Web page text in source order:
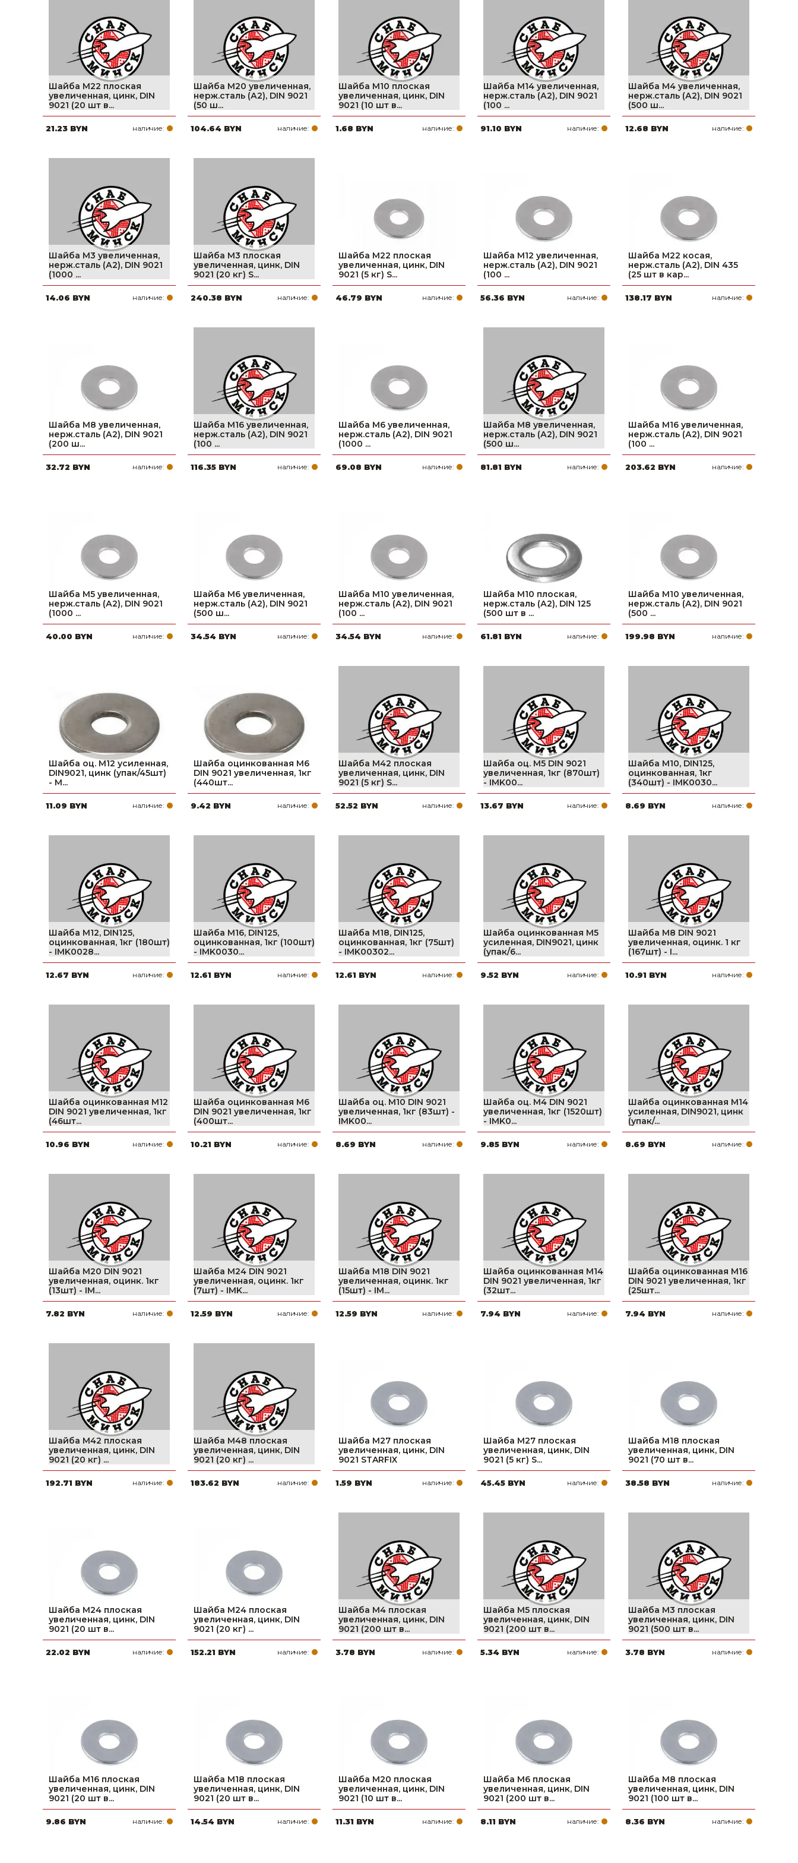
Садовая техника, оснастка и принадлежности
Сварочное оборудование и материалы
Средства индивидуальной защиты и спецодежда
Хранение инструмента (ящики, сумки, пояса, тележки)
Хозтовары
Масла и смазки
Крепеж и фурнитура
Ручной инструмент
Строительные и отделочные материалы
Садовый инструмент, вазоны, горшки и кашпо, теплицы, парники
Автомобильные товары, инструменты
Резинотехнические, асбестовые изделия, каболка
Автоклавы. Дистилляторы
Дистилляторы
Чашечные кормушки
Чашечные поилки
Шайба М22 плоская
увеличенная, цинк, DIN
9021 (20 шт в...
21.23 BYN наличие:
Шайба М20 увеличенная,
нерж.сталь (А2), DIN 9021
(50 ш...
104.64 BYN наличие:
Шайба М10 плоская
увеличенная, цинк, DIN
9021 (10 шт в...
1.68 BYN наличие:
Шайба М14 увеличенная,
нерж.сталь (А2), DIN 9021
(100 ...
91.10 BYN наличие:
Шайба М4 увеличенная,
нерж.сталь (А2), DIN 9021
(500 ш...
12.68 BYN наличие:
Шайба М3 увеличенная,
нерж.сталь (А2), DIN 9021
(1000 ...
14.06 BYN наличие:
Шайба М3 плоская
увеличенная, цинк, DIN
9021 (20 кг) S...
240.38 BYN наличие:
Шайба М22 плоская
увеличенная, цинк, DIN
9021 (5 кг) S...
46.79 BYN наличие:
Шайба М12 увеличенная,
нерж.сталь (А2), DIN 9021
(100 ...
56.36 BYN наличие:
Шайба М22 косая,
нерж.сталь (А2), DIN 435
(25 шт в кар...
138.17 BYN наличие:
Шайба М8 увеличенная,
нерж.сталь (А2), DIN 9021
(200 ш...
32.72 BYN наличие:
Шайба М16 увеличенная,
нерж.сталь (А2), DIN 9021
(100 ...
116.35 BYN наличие:
Шайба М6 увеличенная,
нерж.сталь (А2), DIN 9021
(1000 ...
69.08 BYN наличие:
Шайба М8 увеличенная,
нерж.сталь (А2), DIN 9021
(500 ш...
81.81 BYN наличие:
Шайба М16 увеличенная,
нерж.сталь (А2), DIN 9021
(100 ...
203.62 BYN наличие:
Шайба М5 увеличенная,
нерж.сталь (А2), DIN 9021
(1000 ...
40.00 BYN наличие:
Шайба М6 увеличенная,
нерж.сталь (А2), DIN 9021
(500 ш...
34.54 BYN наличие:
Шайба М10 увеличенная,
нерж.сталь (А2), DIN 9021
(100 ...
34.54 BYN наличие:
Шайба М10 плоская,
нерж.сталь (А2), DIN 125
(500 шт в ...
61.81 BYN наличие:
Шайба М10 увеличенная,
нерж.сталь (А2), DIN 9021
(500 ...
199.98 BYN наличие:
Шайба оц. М12 усиленная,
DIN9021, цинк (упак/45шт)
- M...
11.09 BYN наличие:
Шайба оцинкованная М6
DIN 9021 увеличенная, 1кг
(440шт...
9.42 BYN наличие:
Шайба М42 плоская
увеличенная, цинк, DIN
9021 (5 кг) S...
52.52 BYN наличие:
Шайба оц. М5 DIN 9021
увеличенная, 1кг (870шт)
- IMK00...
13.67 BYN наличие:
Шайба М10, DIN125,
оцинкованная, 1кг
(340шт) - IMK0030...
8.69 BYN наличие:
Шайба М12, DIN125,
оцинкованная, 1кг (180шт)
- IMK0028...
12.67 BYN наличие:
Шайба М16, DIN125,
оцинкованная, 1кг (100шт)
- IMK0030...
12.61 BYN наличие:
Шайба М18, DIN125,
оцинкованная, 1кг (75шт)
- IMK00302...
12.61 BYN наличие:
Шайба оцинкованная М5
усиленная, DIN9021, цинк
(упак/6...
9.52 BYN наличие:
Шайба M8 DIN 9021
увеличенная, оцинк. 1 кг
(167шт) - I...
10.91 BYN наличие:
Шайба оцинкованная М12
DIN 9021 увеличенная, 1кг
(46шт...
10.96 BYN наличие:
Шайба оцинкованная М6
DIN 9021 увеличенная, 1кг
(400шт...
10.21 BYN наличие:
Шайба оц. М10 DIN 9021
увеличенная, 1кг (83шт) -
IMK00...
8.69 BYN наличие:
Шайба оц. М4 DIN 9021
увеличенная, 1кг (1520шт)
- IMK0...
9.85 BYN наличие:
Шайба оцинкованная М14
усиленная, DIN9021, цинк
(упак/...
8.69 BYN наличие:
Шайба М20 DIN 9021
увеличенная, оцинк. 1кг
(13шт) - IM...
7.82 BYN наличие:
Шайба М24 DIN 9021
увеличенная, оцинк. 1кг
(7шт) - IMK...
12.59 BYN наличие:
Шайба М18 DIN 9021
увеличенная, оцинк. 1кг
(15шт) - IM...
12.59 BYN наличие:
Шайба оцинкованная М14
DIN 9021 увеличенная, 1кг
(32шт...
7.94 BYN наличие:
Шайба оцинкованная М16
DIN 9021 увеличенная, 1кг
(25шт...
7.94 BYN наличие:
Шайба М42 плоская
увеличенная, цинк, DIN
9021 (20 кг) ...
192.71 BYN наличие:
Шайба М48 плоская
увеличенная, цинк, DIN
9021 (20 кг) ...
183.62 BYN наличие:
Шайба М27 плоская
увеличенная, цинк, DIN
9021 STARFIX
1.59 BYN наличие:
Шайба М27 плоская
увеличенная, цинк, DIN
9021 (5 кг) S...
45.45 BYN наличие:
Шайба М18 плоская
увеличенная, цинк, DIN
9021 (70 шт в...
38.58 BYN наличие:
Шайба М24 плоская
увеличенная, цинк, DIN
9021 (20 шт в...
22.02 BYN наличие:
Шайба М24 плоская
увеличенная, цинк, DIN
9021 (20 кг) ...
152.21 BYN наличие:
Шайба М4 плоская
увеличенная, цинк, DIN
9021 (200 шт в...
3.78 BYN наличие:
Шайба М5 плоская
увеличенная, цинк, DIN
9021 (200 шт в...
5.34 BYN наличие:
Шайба М3 плоская
увеличенная, цинк, DIN
9021 (500 шт в...
3.78 BYN наличие:
Шайба М16 плоская
увеличенная, цинк, DIN
9021 (20 шт в...
9.86 BYN наличие:
Шайба М18 плоская
увеличенная, цинк, DIN
9021 (20 шт в...
14.54 BYN наличие:
Шайба М20 плоская
увеличенная, цинк, DIN
9021 (10 шт в...
11.31 BYN наличие:
Шайба М6 плоская
увеличенная, цинк, DIN
9021 (200 шт в...
8.11 BYN наличие:
Шайба М8 плоская
увеличенная, цинк, DIN
9021 (100 шт в...
8.36 BYN наличие: